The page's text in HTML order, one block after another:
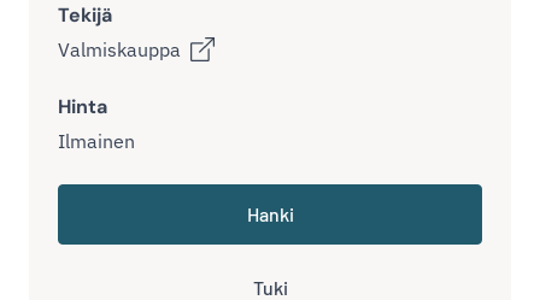
Tekijä
Valmiskauppa
Hinta
Ilmainen
Hanki
Tuki